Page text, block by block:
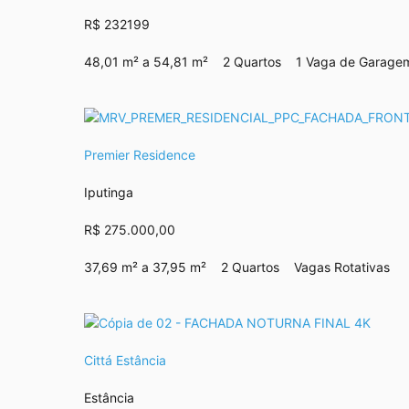
R$ 232199
48,01 m² a 54,81 m² 2 Quartos 1 Vaga de
Premier Residence
Iputinga
R$ 275.000,00
37,69 m² a 37,95 m² 2 Quartos Vagas Rotativas
Cittá Estância
Estância